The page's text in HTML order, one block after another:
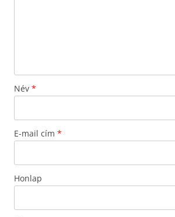
Név *
E-mail cím *
Honlap